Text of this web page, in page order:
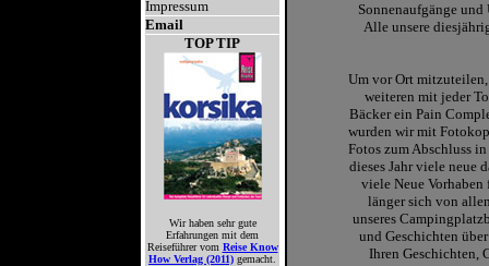
Impressum
Email
TOP TIP
Wir haben sehr gute
Erfahrungen mit dem
Reiseführer vom Reise Know
How Verlag (2011) gemacht.
Sonnenaufgänge und
Alle unsere
Um vor Ort
weiteren mit jeder
Bäcker ein Pain
wurden wir mit
Fotos zum Abschluss
dieses Jahr viele neue
viele Neue Vorhaben
länger sich von
unseres
und Geschichten
Ihren Geschichten,